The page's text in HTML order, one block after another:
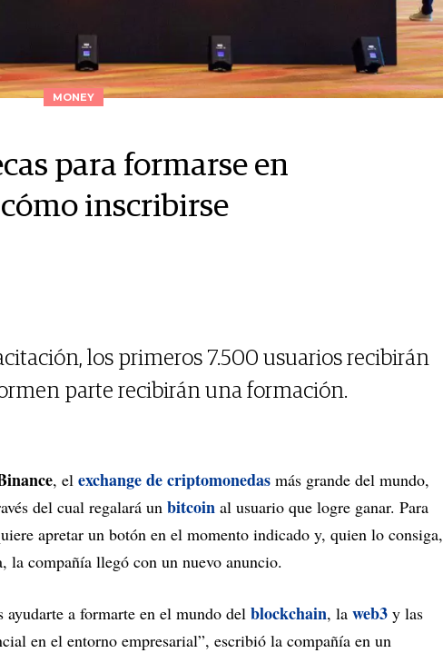
MONEY
para formarse en
inscribirse
los primeros 7.500 usuarios recibirán
parte recibirán una formación.
, el exchange de criptomonedas más grande del mundo,
del cual regalará un bitcoin al usuario que logre ganar. Para
apretar un botón en el momento indicado y, quien lo consiga,
compañía llegó con un nuevo anuncio.
ayudarte a formarte en el mundo del blockchain, la web3 y las
en el entorno empresarial”, escribió la compañía en un